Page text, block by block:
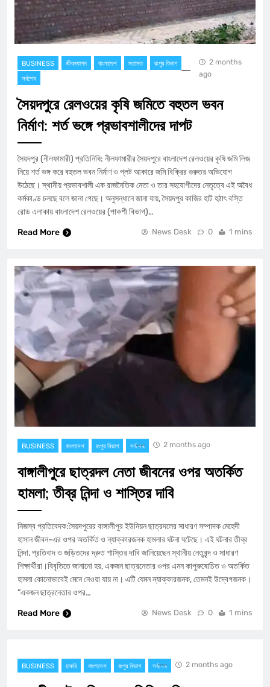
BUSINESS জীবনযাপন বাংলাদেশ মতামত
রংপুর বিভাগ
সর্বশেষ
2 months
ago
সৈয়দপুরে রেলওয়ের কৃষি জমিতে বহুতল ভবন
নির্মাণ: শর্ত ভঙ্গে প্রভাবশালীদের দাপট
​সৈয়দপুর (নীলফামারী) প্রতিনিধি: নীলফামারীর সৈয়দপুরে বাংলাদেশ রেলওয়ের কৃষি জমি লিজ
নিয়ে শর্ত ভঙ্গ করে বহুতল ভবন নির্মাণ ও প্লট আকারে জমি বিক্রির গুরুতর অভিযোগ
উঠেছে। স্থানীয় প্রভাবশালী এক রাজনৈতিক নেতা ও তার সহযোগীদের নেতৃত্বে এই অবৈধ
কর্মকাণ্ড চলছে বলে জানা গেছে। অনুসন্ধানে জানা যায়, সৈয়দপুর কাজির হাট হঠাৎ বস্তি
রোড এলাকায় বাংলাদেশ রেলওয়ের (পাকশী বিভাগ)…
Read More
News Desk 0 1 mins
BUSINESS বাংলাদেশ রংপুর বিভাগ সর্বশেষ 2 months ago
বাঙ্গালীপুরে ছাত্রদল নেতা জীবনের ওপর অতর্কিত
হামলা; তীব্র নিন্দা ও শাস্তির দাবি
​নিজস্ব প্রতিবেদক:সৈয়দপুরের বাঙ্গালীপুর ইউনিয়ন ছাত্রদলের সাধারণ সম্পাদক মেহেদী
হাসান জীবন-এর ওপর অতর্কিত ও ন্যাক্কারজনক হামলার ঘটনা ঘটেছে। এই ঘটনার তীব্র
নিন্দা, প্রতিবাদ ও জড়িতদের দ্রুত শাস্তির দাবি জানিয়েছেন স্থানীয় নেতৃবৃন্দ ও সাধারণ
শিক্ষার্থীরা।​বিবৃতিতে জানানো হয়, একজন ছাত্রনেতার ওপর এমন কাপুরুষোচিত ও অতর্কিত
হামলা কোনোভাবেই মেনে নেওয়া যায় না। এটি যেমন ন্যাক্কারজনক, তেমনই উদ্বেগজনক।​
”একজন ছাত্রনেতার ওপর…
Read More
News Desk 0 1 mins
BUSINESS চাকরি বাংলাদেশ রংপুর বিভাগ সর্বশেষ 2 months ago